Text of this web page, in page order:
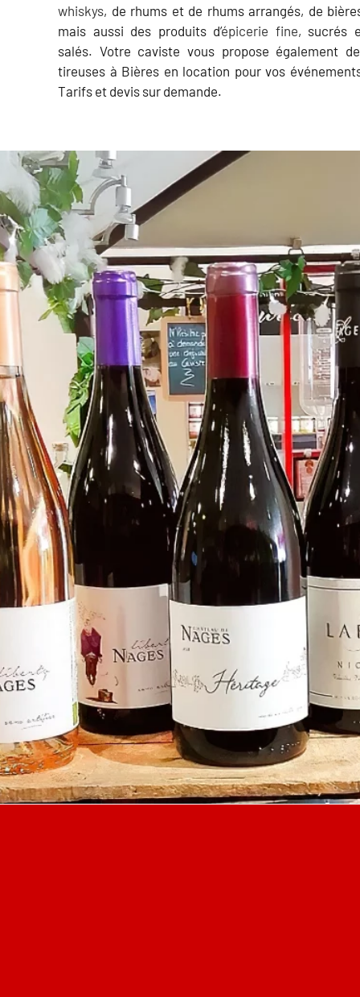
whiskys, de rhums et de rhums arrangés, de
mais aussi des produits d’épicerie fine, sucrés
salés. Votre caviste vous propose également
tireuses à Bières en location pour vos
Tarifs et devis sur demande.